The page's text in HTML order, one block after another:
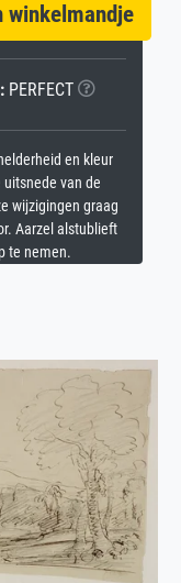
PERFECT
en kleur
van de
wijzigingen graag
Aarzel alstublieft
te nemen.